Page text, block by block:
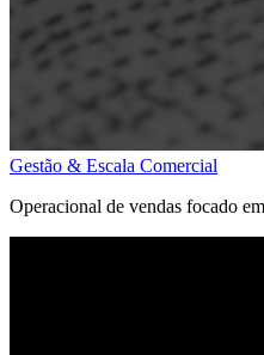
Gestão & Escala Comercial
Operacional de vendas focado